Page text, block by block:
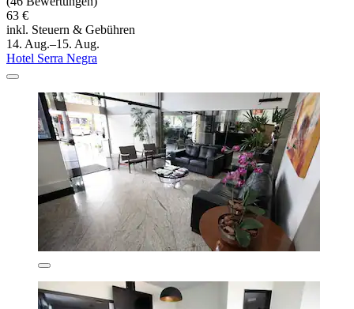
63 €
inkl. Steuern & Gebühren
14. Aug.–15. Aug.
Hotel Serra Negra